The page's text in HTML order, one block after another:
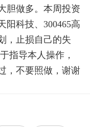
胆做多。本周投资
阳科技、300465高
，止损自己的失
指导本人操作，
，不要照做，谢谢